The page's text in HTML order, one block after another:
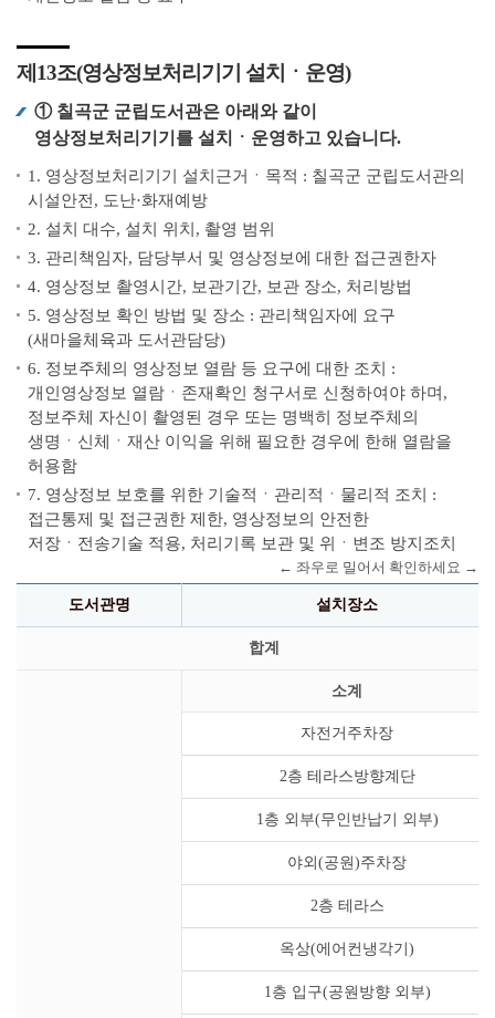
제13조(영상정보처리기기 설치ㆍ운영)
① 칠곡군 군립도서관은 아래와 같이
영상정보처리기기를 설치ㆍ운영하고 있습니다.
1. 영상정보처리기기 설치근거ㆍ목적 : 칠곡군 군립도서관의
시설안전, 도난·화재예방
2. 설치 대수, 설치 위치, 촬영 범위
3. 관리책임자, 담당부서 및 영상정보에 대한 접근권한자
4. 영상정보 촬영시간, 보관기간, 보관 장소, 처리방법
5. 영상정보 확인 방법 및 장소 : 관리책임자에 요구
(새마을체육과 도서관담당)
6. 정보주체의 영상정보 열람 등 요구에 대한 조치 :
개인영상정보 열람ㆍ존재확인 청구서로 신청하여야 하며,
정보주체 자신이 촬영된 경우 또는 명백히 정보주체의
생명ㆍ신체ㆍ재산 이익을 위해 필요한 경우에 한해 열람을
허용함
7. 영상정보 보호를 위한 기술적ㆍ관리적ㆍ물리적 조치 :
접근통제 및 접근권한 제한, 영상정보의 안전한
저장ㆍ전송기술 적용, 처리기록 보관 및 위ㆍ변조 방지조치
도서관명 설치장소
합계
소계
자전거주차장
2층 테라스방향계단
1층 외부(무인반납기 외부)
야외(공원)주차장
2층 테라스
옥상(에어컨냉각기)
1층 입구(공원방향 외부)